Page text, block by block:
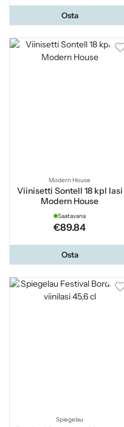
Osta
Modern House
Viinisetti Sontell 18 kpl lasi
Modern House
Saatavana
€89.84
Osta
Spiegelau